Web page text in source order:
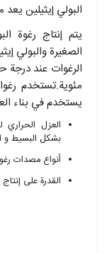
البولي إيثيلين
يتم إنتاج رغوة
الصغيرة والبولي
مئوية.تستخدم
يستخدم في بناء
العزل الحراري
بشكل البسيط و
أنواع مصدات
القدرة على